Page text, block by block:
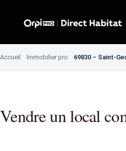
Accueil Immobilier pro 69830 – Saint-
Vendre un local